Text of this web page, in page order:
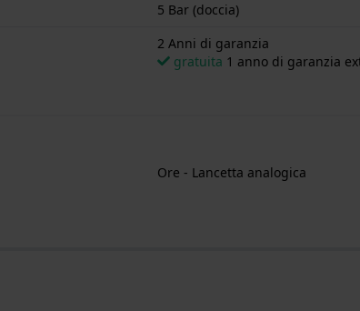
5 Bar (doccia)
2 Anni di garanzia
gratuita 1 anno di garanzia
Ore - Lancetta analogica